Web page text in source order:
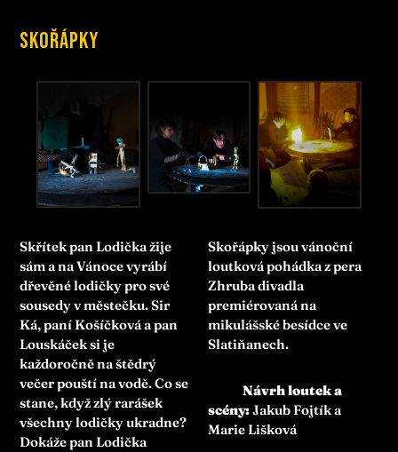
Skořápky
Skřítek pan Lodička žije
sám a na Vánoce vyrábí
dřevěné lodičky pro své
sousedy v městečku. Sir
Ká, paní Košíčková a pan
Louskáček si je
každoročně na štědrý
večer pouští na vodě. Co se
stane, když zlý rarášek
všechny lodičky ukradne?
Dokáže pan Lodička
Skořápky jsou vánoční
loutková pohádka z pera
Zhruba divadla
premiérovaná na
mikulášské besídce ve
Slatiňanech.
Návrh loutek a
scény:Jakub Fojtík a
Marie Lišková